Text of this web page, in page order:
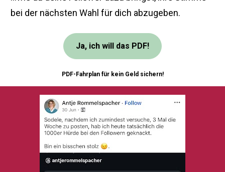
bei der nächsten Wahl für dich abzugeben.
Ja, ich will das PDF!
PDF-Fahrplan für kein Geld sichern!